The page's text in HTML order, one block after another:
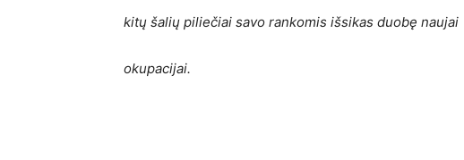
kitų šalių piliečiai savo rankomis išsikas duobę naujai
okupacijai.